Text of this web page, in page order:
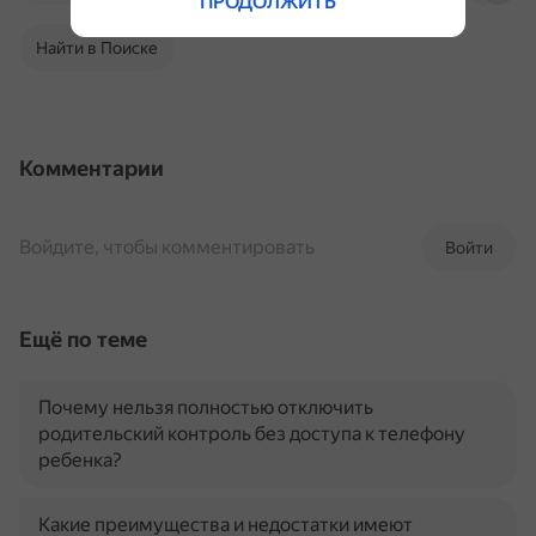
Найти в Поиске
Комментарии
Войти
Войдите, чтобы комментировать
Ещё по теме
Почему нельзя полностью отключить
родительский контроль без доступа к телефону
ребенка?
Какие преимущества и недостатки имеют